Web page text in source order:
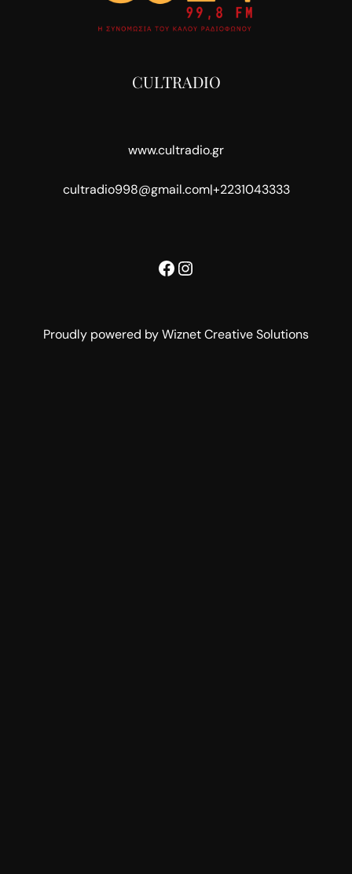
CULTRADIO
www.cultradio.gr
cultradio998@gmail.com|+2231043333
Facebook
Instagram
Proudly powered by Wiznet Creative Solutions